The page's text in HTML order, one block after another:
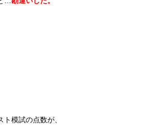
模試の点数が、